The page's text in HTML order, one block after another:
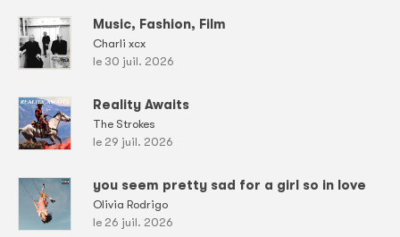
Music, Fashion, Film
Charli xcx
le 30 juil. 2026
Reality Awaits
The Strokes
le 29 juil. 2026
you seem pretty sad for a girl so in love
Olivia Rodrigo
le 26 juil. 2026